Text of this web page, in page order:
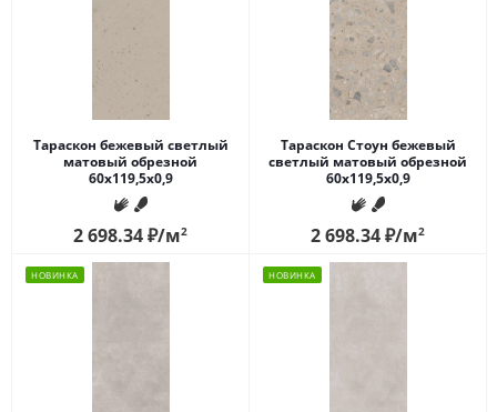
Тараскон бежевый светлый
матовый обрезной
60x119,5x0,9
2 698.34₽/м2
Тараскон Стоун бежевый
светлый матовый обрезной
60x119,5x0,9
2 698.34₽/м2
НОВИНКА НОВИНКА